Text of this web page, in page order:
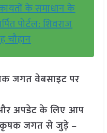
के समाधान के
पोर्टल: शिवराज
चौहान
जगत वेबसाइट पर
और अपडेट के लिए आप
कृषक जगत से जुड़े –